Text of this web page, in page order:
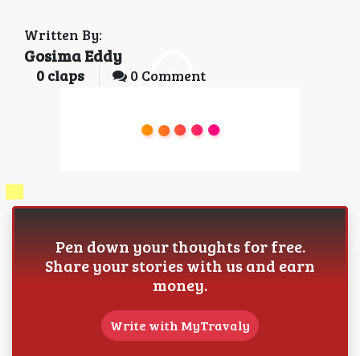
Written By:
Gosima Eddy
0 claps 0 Comment
Pen down your thoughts for free.
Share your stories with us and earn
money.
Write with MyTravaly